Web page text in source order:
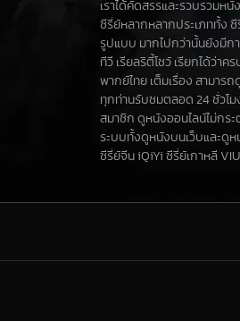
เราได้คัดสรรและรวบรวมห
ซีรี่ย์หลากหลากประเภททั้ง
รูปแบบ มากไปกว่านั้นยังมีก
ทีวี เรียลริตี้โชว์ เรียกได้ว่าค
พากย์ไทย เต็มเรื่อง สามาร
ทุกท่านรับชมตลอด 24 ชั่วโ
สมาชิก ดูหนังออนไลน์ไม่กร
ระบบทั้งดูหนังบนเว็บและดู
ซีรี่ย์จีน iQiYi ซีรี่ย์เกาหลี